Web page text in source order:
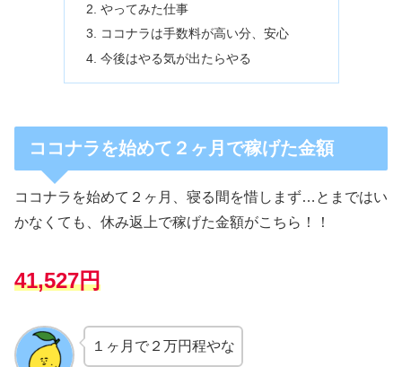
やってみた仕事
ココナラは手数料が高い分、安心
今後はやる気が出たらやる
ココナラを始めて２ヶ月で稼げた金額
ココナラを始めて２ヶ月、寝る間を惜しまず…とまではい
かなくても、休み返上で稼げた金額がこちら！！
41,527円
１ヶ月で２万円程やな